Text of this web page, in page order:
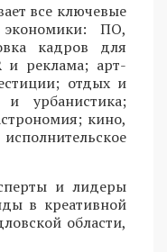
все ключевые
экономики: ПО,
кадров для
и реклама; арт-
отдых и
и урбанистика;
кино,
и лидеры
в креативной
области,